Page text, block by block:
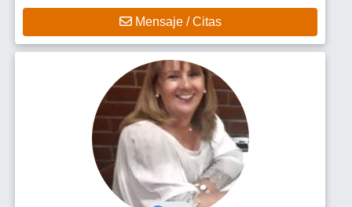
Mensaje / Citas